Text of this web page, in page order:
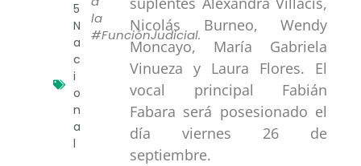
5
N
a
c
i
o
n
a
l
la
#FunciónJudicial.
Nicolás Burneo, Wendy
Moncayo, María Gabriela
Vinueza y Laura Flores. El
vocal principal Fabián
Fabara será posesionado el
día viernes 26 de
septiembre.